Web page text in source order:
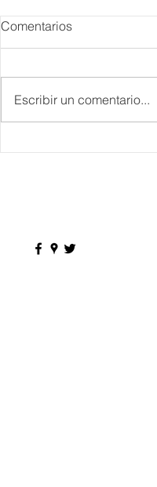
Comentarios
Escribir un comentario...